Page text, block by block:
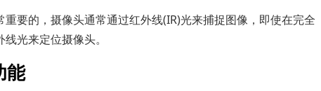
要的，摄像头通常通过红外线(IR)光来捕捉图像，即使在完全
光来定位摄像头。
能